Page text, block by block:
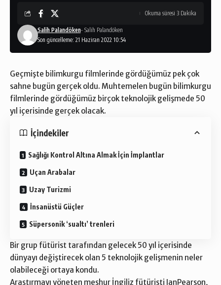
Son güncelleme: 21 Haziran 2022 10:54
Salih Palandöken- Salih Palandöken
Okuma süresi 3 Dakika
Geçmişte bilimkurgu filmlerinde gördüğümüz pek çok
sahne bugün gerçek oldu. Muhtemelen bugün bilimkurgu
filmlerinde gördüğümüz birçok teknolojik gelişmede 50
yıl içerisinde gerçek olacak.
İçindekiler
Sağlığı Kontrol Altına Almak İçin İmplantlar
Uçan Arabalar
Uzay Turizmi
İnsanüstü Güçler
Süpersonik ‘sualtı’ trenleri
Bir grup fütürist tarafından gelecek 50 yıl içerisinde
dünyayı değiştirecek olan 5 teknolojik gelişmenin neler
olabileceği ortaya kondu.
Araştırmayı yöneten meşhur İngiliz fütüristi IanPearson,